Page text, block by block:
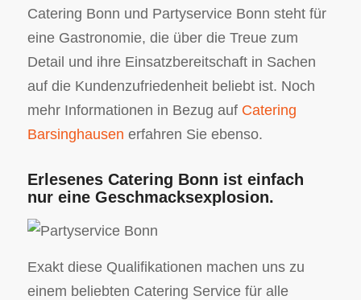
Catering Bonn und Partyservice Bonn steht für
eine Gastronomie, die über die Treue zum
Detail und ihre Einsatzbereitschaft in Sachen
auf die Kundenzufriedenheit beliebt ist. Noch
mehr Informationen in Bezug auf Catering
Barsinghausen erfahren Sie ebenso.
Erlesenes Catering Bonn ist einfach
nur eine Geschmacksexplosion.
Exakt diese Qualifikationen machen uns zu
einem beliebten Catering Service für alle